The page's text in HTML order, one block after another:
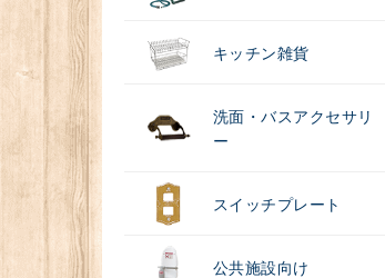
キッチン雑貨
洗面・バスアクセサリ
ー
スイッチプレート
公共施設向け